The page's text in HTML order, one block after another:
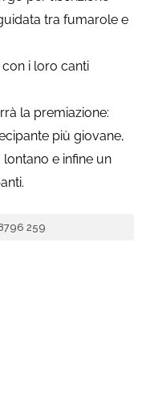
tra fumarole e
con i loro canti
la premiazione:
più giovane,
e infine un
259